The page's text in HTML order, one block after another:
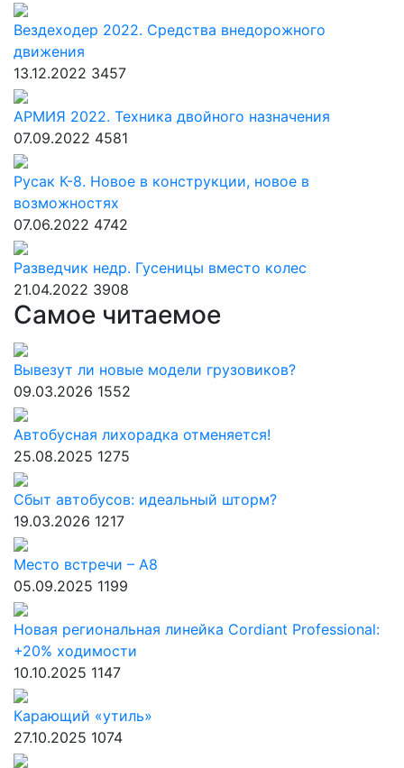
Вездеходер 2022. Средства внедорожного
движения
13.12.2022 3457
АРМИЯ 2022. Техника двойного назначения
07.09.2022 4581
Русак К-8. Новое в конструкции, новое в
возможностях
07.06.2022 4742
Разведчик недр. Гусеницы вместо колес
21.04.2022 3908
Самое читаемое
Вывезут ли новые модели грузовиков?
09.03.2026 1552
Автобусная лихорадка отменяется!
25.08.2025 1275
Сбыт автобусов: идеальный шторм?
19.03.2026 1217
Место встречи – А8
05.09.2025 1199
Новая региональная линейка Cordiant Professional:
+20% ходимости
10.10.2025 1147
Карающий «утиль»
27.10.2025 1074